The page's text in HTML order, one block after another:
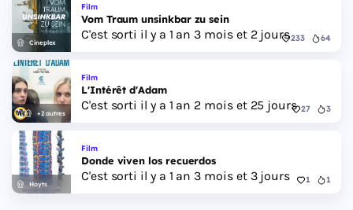
Cineplex
Film
Vom Traum unsinkbar zu sein
C'est sorti il y a 1 an 3 mois et 2 jours233 64
+2 autres
Film
L'Intérêt d'Adam
C'est sorti il y a 1 an 2 mois et 25 jours 27 3
Hoyts
Film
Donde viven los recuerdos
C'est sorti il y a 1 an 3 mois et 3 jours 1 1